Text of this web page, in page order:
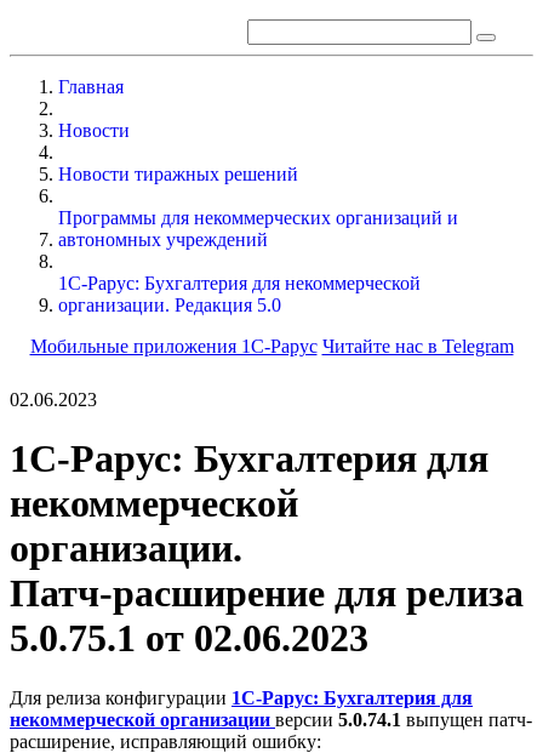
Главная
Новости
Новости тиражных решений
Программы для некоммерческих организаций и
автономных учреждений
1С-Рарус: Бухгалтерия для некоммерческой
организации. Редакция 5.0
Мобильные приложения 1С-Рарус Читайте нас в Telegram
02.06.2023
1С-Рарус: Бухгалтерия для
некоммерческой
организации.
Патч-расширение для релиза
5.0.75.1 от 02.06.2023
Для релиза конфигурации 1С-Рарус: Бухгалтерия для
некоммерческой организации версии 5.0.74.1 выпущен патч-
расширение, исправляющий ошибку: